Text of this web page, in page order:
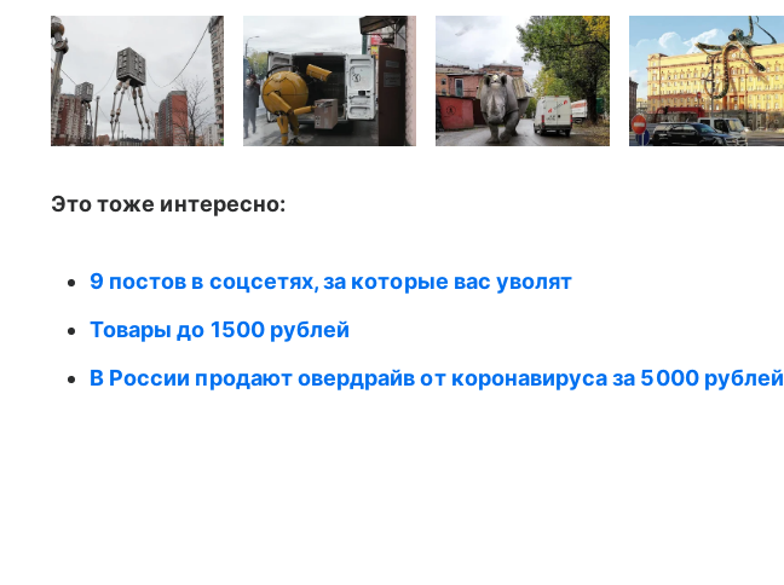
Это тоже интересно:
9 постов в соцсетях, за которые вас уволят
Товары до 1500 рублей
В России продают овердрайв от коронавируса за 5000 рублей